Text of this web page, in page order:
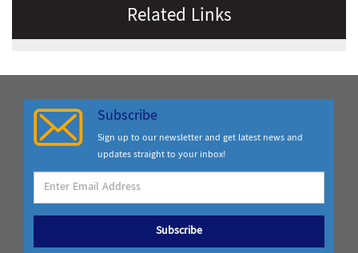
Related Links
Subscribe
Sign up to our newsletter and get latest news and
updates straight to your inbox!
Subscribe